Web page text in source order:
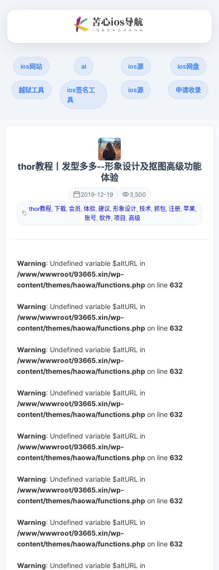
ios网站 ai ios源 ios网盘
越狱工具
ios签名工
具
ios源 申请收录
thor教程丨发型多多--形象设计及抠图高级功能
体验
2019-12-19
3,500
thor教程, 下载, 会员 体验, 建议 形象设计, 技术, 抓包, 注册, 苹果,
账号 ,软件 ,项目 ,高级
Warning: Undefined variable $altURL in
/www/wwwroot/93665.xin/wp-
content/themes/haowa/functions.php on line 632
Warning: Undefined variable $altURL in
/www/wwwroot/93665.xin/wp-
content/themes/haowa/functions.php on line 632
Warning: Undefined variable $altURL in
/www/wwwroot/93665.xin/wp-
content/themes/haowa/functions.php on line 632
Warning: Undefined variable $altURL in
/www/wwwroot/93665.xin/wp-
content/themes/haowa/functions.php on line 632
Warning: Undefined variable $altURL in
/www/wwwroot/93665.xin/wp-
content/themes/haowa/functions.php on line 632
Warning: Undefined variable $altURL in
/www/wwwroot/93665.xin/wp-
content/themes/haowa/functions.php on line 632
Warning: Undefined variable $altURL in
/www/wwwroot/93665.xin/wp-
content/themes/haowa/functions.php on line 632
Warning: Undefined variable $altURL in